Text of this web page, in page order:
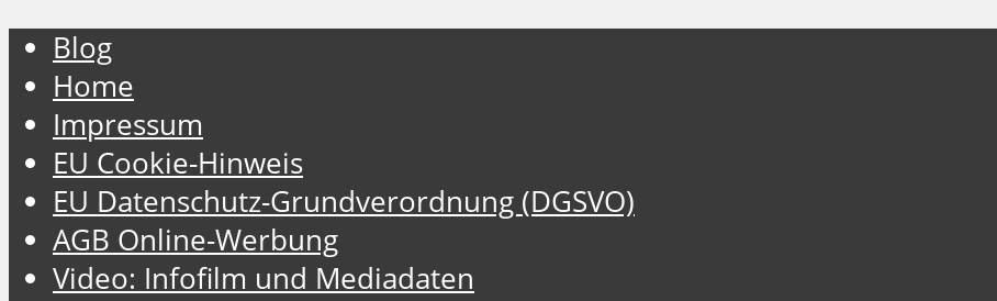
Blog
Home
Impressum
EU Cookie-Hinweis
EU Datenschutz-Grundverordnung (DGSVO)
AGB Online-Werbung
Video: Infofilm und Mediadaten